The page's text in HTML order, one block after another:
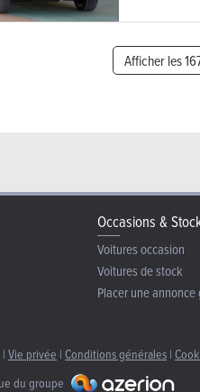
Afficher les
Occasions &
Voitures occasion
Voitures de stock
Placer une
Vie privée | Conditions générales |
du groupe